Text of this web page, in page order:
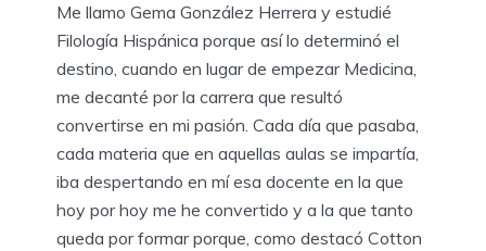
Me llamo Gema González Herrera y estudié
Filología Hispánica porque así lo determinó el
destino, cuando en lugar de empezar Medicina,
me decanté por la carrera que resultó
convertirse en mi pasión. Cada día que pasaba,
cada materia que en aquellas aulas se impartía,
iba despertando en mí esa docente en la que
hoy por hoy me he convertido y a la que tanto
queda por formar porque, como destacó Cotton